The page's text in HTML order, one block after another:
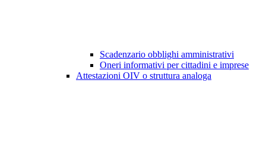
Scadenzario obblighi amministrativi
Oneri informativi per cittadini e imprese
Attestazioni OIV o struttura analoga